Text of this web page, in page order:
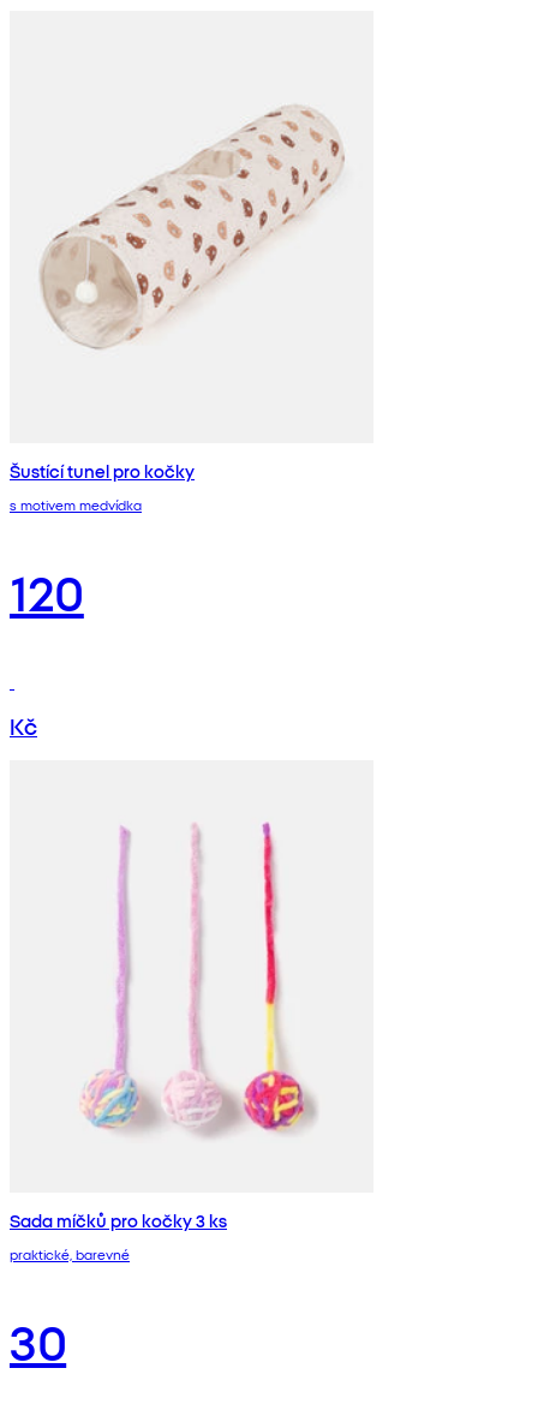
Šustící tunel pro kočky
s motivem medvídka
120
Kč
Sada míčků pro kočky 3 ks
praktické, barevné
30